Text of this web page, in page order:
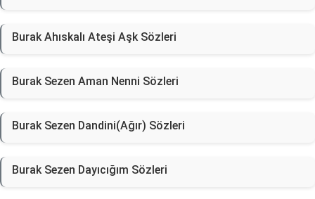
Burak Ahıskalı Ateşi Aşk Sözleri
Burak Sezen Aman Nenni Sözleri
Burak Sezen Dandini(Ağır) Sözleri
Burak Sezen Dayıcığım Sözleri